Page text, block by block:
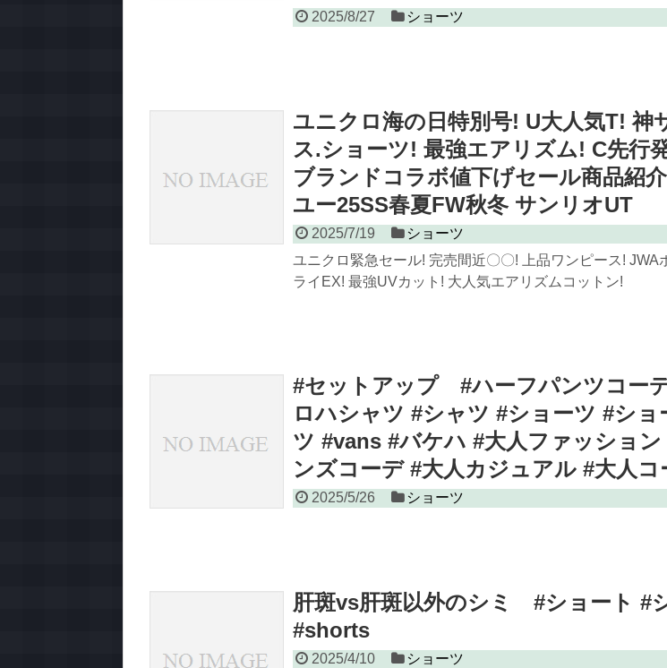
2025/8/27 ショーツ
ユニクロ海の日特別号! U大人気T! 神
ス.ショーツ! 最強エアリズム! C先行
ブランドコラボ値下げセール商品紹
ユー25SS春夏FW秋冬 サンリオUT
2025/7/19
ショーツ
ユニクロ緊急セール! 完売間近〇〇! 上品ワンピース! JWA
ライEX! 最強UVカット! 大人気エアリズムコットン!
#セットアップ #ハーフパンツコー
ロハシャツ #シャツ #ショーツ #ショ
ツ #vans #バケハ #大人ファッション
ンズコーデ #大人カジュアル #大人コ
2025/5/26 ショーツ
肝斑vs肝斑以外のシミ #ショート #
#shorts
2025/4/10
ショーツ